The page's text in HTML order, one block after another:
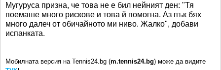
Мугуруса призна, че това не е бил нейният ден: "Тя
поемаше много рискове и това й помогна. Аз пък бях
много далеч от обичайното ми ниво. Жалко", добави
испанката.
Мобилната версия на Tennis24.bg (m.tennis24.bg) може да видите